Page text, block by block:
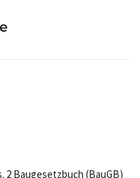
2 Baugesetzbuch (BauGB)